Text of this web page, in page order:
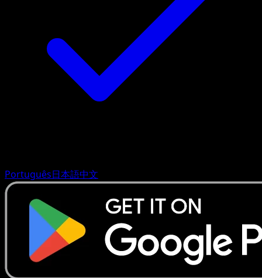
Português日本語中文